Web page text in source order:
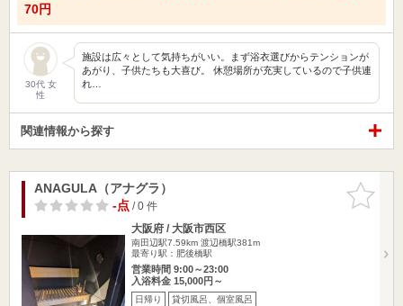
70円
30代 女
性
施設は広々として気持ちがいい。まず浴衣選びからテンションが
あがり、子供たちも大喜び。 休憩場所が充実しているので子供連
れ…
関連情報から探す
お気に入
りに追加
ANAGULA（アナグラ）
-点/ 0 件
大阪府 / 大阪市西区
南田辺駅7.59km 渡辺橋駅381m
最寄り駅：肥後橋駅
営業時間 9:00～23:00
入浴料金 15,000円～
日帰り 貸切風呂、個室風呂